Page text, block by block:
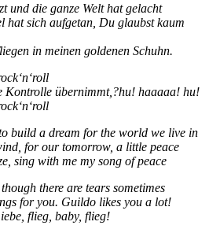
und die ganze Welt hat gelacht
sich aufgetan, Du glaubst kaum
in meinen goldenen Schuhn.
Kontrolle übernimmt,?hu! haaaaa! hu!
build a dream for the world we live in
for our tomorrow, a little peace
sing with me my song of peace
there are tears sometimes
for you. Guildo likes you a lot!
flieg, baby, flieg!